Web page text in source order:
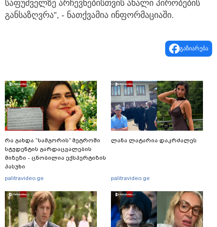
საფუძველზე არჩევნებისთვის ახალი პირობების
განსაზღვრა”, - ნათქვამია ინფორმაციაში.
გაზიარება
რა გახდა “სამგორის” მეტროში
სტუდენტის გარდაცვალების
მიზეზი - ცნობილია ექსპერტიზის
პასუხი
palitravideo.ge
ლანა ლატარია დაკრძალეს
palitravideo.ge